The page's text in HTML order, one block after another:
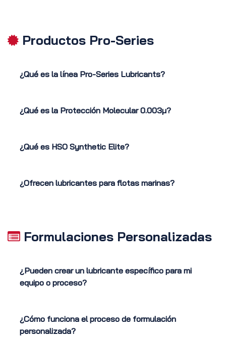
Productos Pro-Series
¿Qué es la línea Pro-Series Lubricants?
¿Qué es la Protección Molecular 0.003μ?
¿Qué es HSO Synthetic Elite?
¿Ofrecen lubricantes para flotas marinas?
Formulaciones Personalizadas
¿Pueden crear un lubricante específico para mi
equipo o proceso?
¿Cómo funciona el proceso de formulación
personalizada?